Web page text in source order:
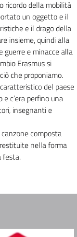
ricordo della mobilità
un oggetto e il
e il drago della
insieme, quindi alla
guerre e minacce alla
Erasmus si
che proponiamo.
del paese
c’era perfino una
insegnanti e
composta
nella forma
festa.